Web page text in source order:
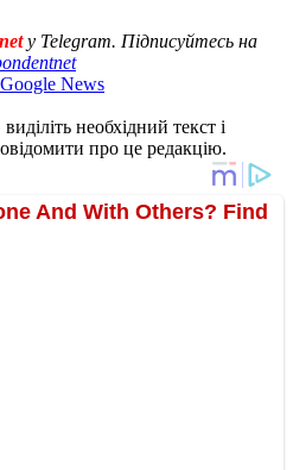
у Telegram. Підписуйтесь на
News
необхідний текст і
про це редакцію.